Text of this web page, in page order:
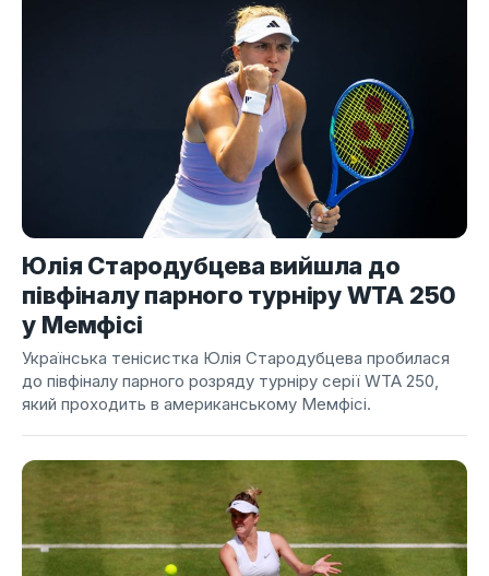
Юлія Стародубцева вийшла до
півфіналу парного турніру WTA 250
у Мемфісі
Українська тенісистка Юлія Стародубцева пробилася
до півфіналу парного розряду турніру серії WTA 250,
який проходить в американському Мемфісі.